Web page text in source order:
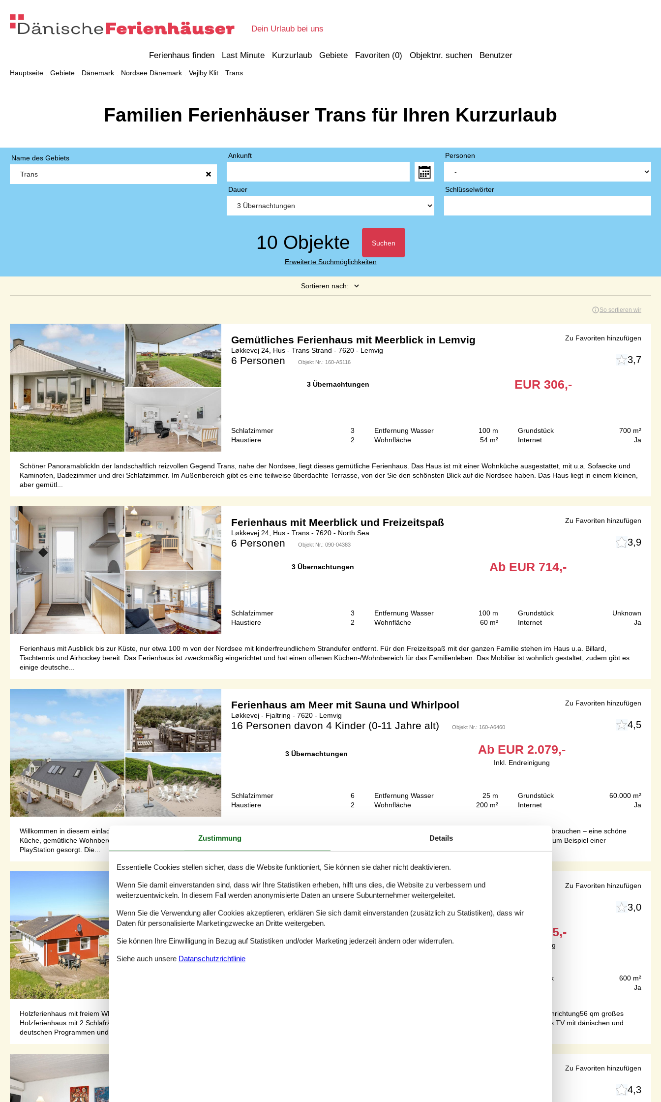
Dein Urlaub bei uns
Ferienhaus finden Last Minute Kurzurlaub Gebiete Favoriten (0) Objektnr. suchen Benutzer
Hauptseite Gebiete Dänemark Nordsee Dänemark Vejlby Klit Trans
Familien Ferienhäuser Trans für Ihren Kurzurlaub
Name des Gebiets Ankunft
Dauer
Personen
Schlüsselwörter
10 Objekte Suchen
Erweiterte Suchmöglichkeiten
Sortieren nach:
So sortieren wir
Gemütliches Ferienhaus mit Meerblick in Lemvig
Løkkevej 24, Hus - Trans Strand - 7620 - Lemvig
6 Personen Objekt Nr.: 160-A5116 3,7
3 Übernachtungen EUR 306,-
Schlafzimmer
3
Haustiere
2
Entfernung Wasser
100 m
Wohnfläche
54 m²
Grundstück
700 m²
Internet
Ja
Schöner PanoramablickIn der landschaftlich reizvollen Gegend Trans, nahe der Nordsee, liegt dieses gemütliche Ferienhaus. Das Haus ist mit einer Wohnküche ausgestattet, mit u.a. Sofaecke und
Kaminofen, Badezimmer und drei Schlafzimmer. Im Außenbereich gibt es eine teilweise überdachte Terrasse, von der Sie den schönsten Blick auf die Nordsee haben. Das Haus liegt in einem kleinen,
aber gemütl...
Zu Favoriten hinzufügen
Ferienhaus mit Meerblick und Freizeitspaß
Løkkevej 24, Hus - Trans - 7620 - North Sea
6 Personen Objekt Nr.: 090-04383 3,9
3 Übernachtungen Ab EUR 714,-
Schlafzimmer
3
Haustiere
2
Entfernung Wasser
100 m
Wohnfläche
60 m²
Grundstück
Unknown
Internet
Ja
Ferienhaus mit Ausblick bis zur Küste, nur etwa 100 m von der Nordsee mit kinderfreundlichem Strandufer entfernt. Für den Freizeitspaß mit der ganzen Familie stehen im Haus u.a. Billard,
Tischtennis und Airhockey bereit. Das Ferienhaus ist zweckmäßig eingerichtet und hat einen offenen Küchen-/Wohnbereich für das Familienleben. Das Mobiliar ist wohnlich gestaltet, zudem gibt es
einige deutsche...
Zu Favoriten hinzufügen
Ferienhaus am Meer mit Sauna und Whirlpool
Løkkevej - Fjaltring - 7620 - Lemvig
16 Personen davon 4 Kinder (0-11 Jahre alt) Objekt Nr.: 160-A6460 4,5
3 Übernachtungen Ab EUR 2.079,-
Inkl. Endreinigung
Schlafzimmer
6
Haustiere
2
Entfernung Wasser
25 m
Wohnfläche
200 m²
Grundstück
60.000 m²
Internet
Ja
Willkommen in diesem einladenden Ferienhaus mit fantastischer Lage in erster Reihe zum Wasser in den Dünen.Das Haus bietet alles, was Sie für einen perfekten Urlaub brauchen – eine schöne
Küche, gemütliche Wohnbereiche, drei Badezimmer und sechs schöne Schlafzimmer. Für extra Unterhaltung ist mit einem Aktivitätsraum und Unterhaltungselektronik wie zum Beispiel einer
PlayStation gesorgt. Die...
Zu Favoriten hinzufügen
Gemütliches Ferienhaus mit Meeresblick in Trans
Løkkevej 24, hus nr. - Trans - 7620 - Lemvig
4 Personen Objekt Nr.: 325-667415 3,0
3 Übernachtungen 255,-
Inkl. Versicherung
Grundstück
600 m²
Ja
Holzferienhaus mit freiem WLAN und teilweisem Meeresblick. Es liegt in dem gemütlichen und ruhigen Gebiet Trans Ferieby bloß 200 m von der Nordsee entfernt. Haus Einrichtung56 qm großes
Holzferienhaus mit 2 Schlafräumen: 1DB + 1DB. Kombinierter Wohnraum/Küche. Gerade gegenüber der anderen Seite von der Küche steht der Esstisch. Außerdem gibt es TV mit dänischen und
deutschen Programmen und d...
Zu Favoriten hinzufügen
4,3
Zu Favoriten hinzufügen
Zustimmung Details
Essentielle Cookies stellen sicher, dass die Website funktioniert, Sie können sie daher nicht deaktivieren.
Wenn Sie damit einverstanden sind, dass wir Ihre Statistiken erheben, hilft uns dies, die Website zu verbessern und
weiterzuentwickeln. In diesem Fall werden anonymisierte Daten an unsere Subunternehmer weitergeleitet.
Wenn Sie die Verwendung aller Cookies akzeptieren, erklären Sie sich damit einverstanden (zusätzlich zu Statistiken), dass wir
Daten für personalisierte Marketingzwecke an Dritte weitergeben.
Sie können Ihre Einwilligung in Bezug auf Statistiken und/oder Marketing jederzeit ändern oder widerrufen.
Siehe auch unsere Datanschutzrichtlinie